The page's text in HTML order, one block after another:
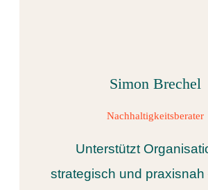
Simon Brechel
Nachhaltigkeitsberater
Unterstützt
strategisch und praxisnah